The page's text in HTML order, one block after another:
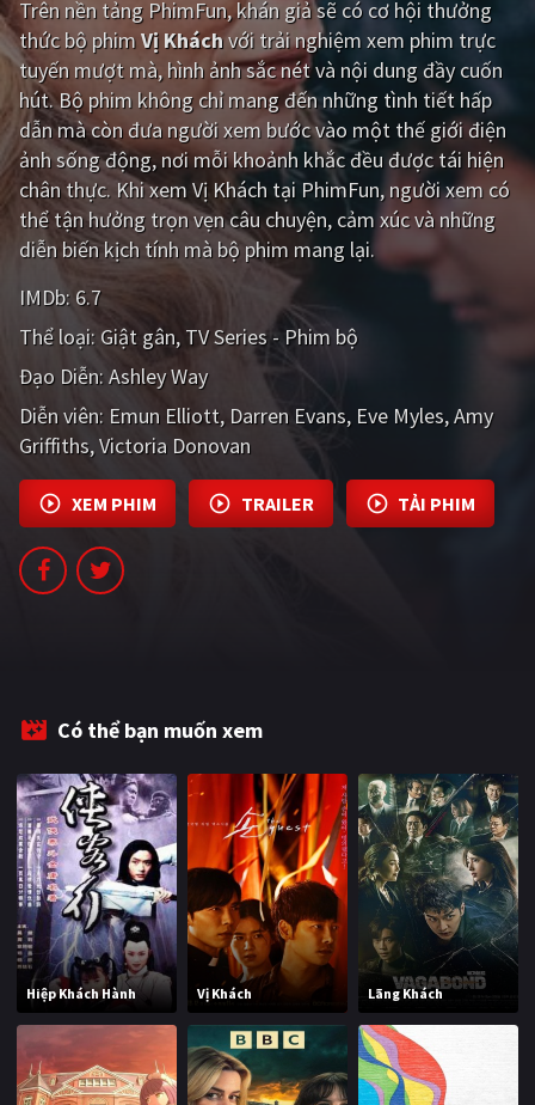
Giật gân Gia đình
Bí ẩn Lịch sử
Viễn Tây Tiểu sử
GameShow DramaTV
QUỐC GIA
Âu - Mỹ Trung Quốc - Hồng Kông
Hàn Quốc Nhật Bản
Ấn Độ
Tổng hợp
CẬP NHẬT
PHIM MỚI
TUYỂN TẬP PHIM
BLOG
Trên nền tảng PhimFun, khán giả sẽ có cơ hội thưởng
thức bộ phimVị Kháchvới trải nghiệm xem phim trực
tuyến mượt mà, hình ảnh sắc nét và nội dung đầy cuốn
hút. Bộ phim không chỉ mang đến những tình tiết hấp
dẫn mà còn đưa người xem bước vào một thế giới điện
ảnh sống động, nơi mỗi khoảnh khắc đều được tái hiện
chân thực. Khi xem Vị Khách tại PhimFun, người xem có
thể tận hưởng trọn vẹn câu chuyện, cảm xúc và những
diễn biến kịch tính mà bộ phim mang lại.
IMDb: 6.7
Thể loại: Giật gân TV Series - Phim bộ
Đạo Diễn:Ashley Way
Diễn viên: Emun Elliott Darren Evans Eve Myles Amy
Griffiths Victoria Donovan
XEM PHIM TRAILER TẢI PHIM
Có thể bạn muốn xem
Hiệp Khách Hành Vị Khách Lãng Khách